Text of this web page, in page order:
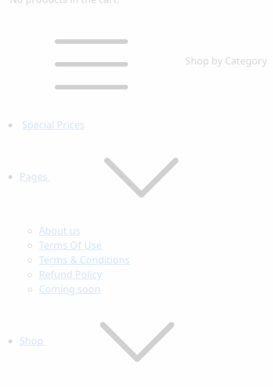
Shop by Category
Special Prices
Pages
About us
Terms Of Use
Terms & Conditions
Refund Policy
Coming soon
Shop